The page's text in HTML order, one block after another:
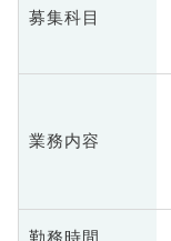
募集科目
業務内容